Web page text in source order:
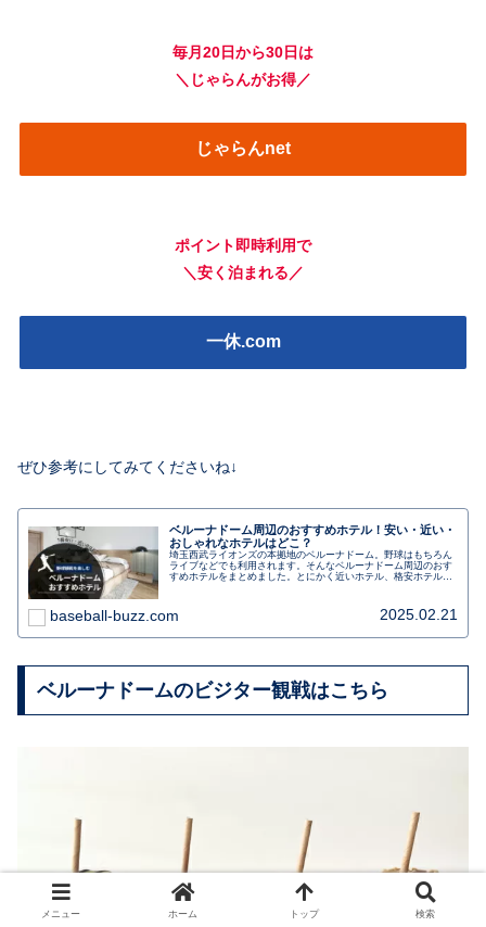
毎月20日から30日は
＼じゃらんがお得／
じゃらんnet
ポイント即時利用で
＼安く泊まれる／
一休.com
ぜひ参考にしてみてくださいね↓
ベルーナドーム周辺のおすすめホテル！安い・近い・
おしゃれなホテルはどこ？
埼玉西武ライオンズの本拠地のベルーナドーム。野球はもちろん
ライブなどでも利用されます。そんなベルーナドーム周辺のおす
すめホテルをまとめました。とにかく近いホテル、格安ホテル、
baseball-buzz.com 2025.02.21
ベルーナドームのビジター観戦はこちら
メニュー ホーム トップ 検索